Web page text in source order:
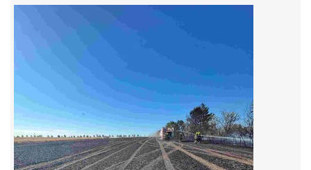
OBYVATELSTVA ČR